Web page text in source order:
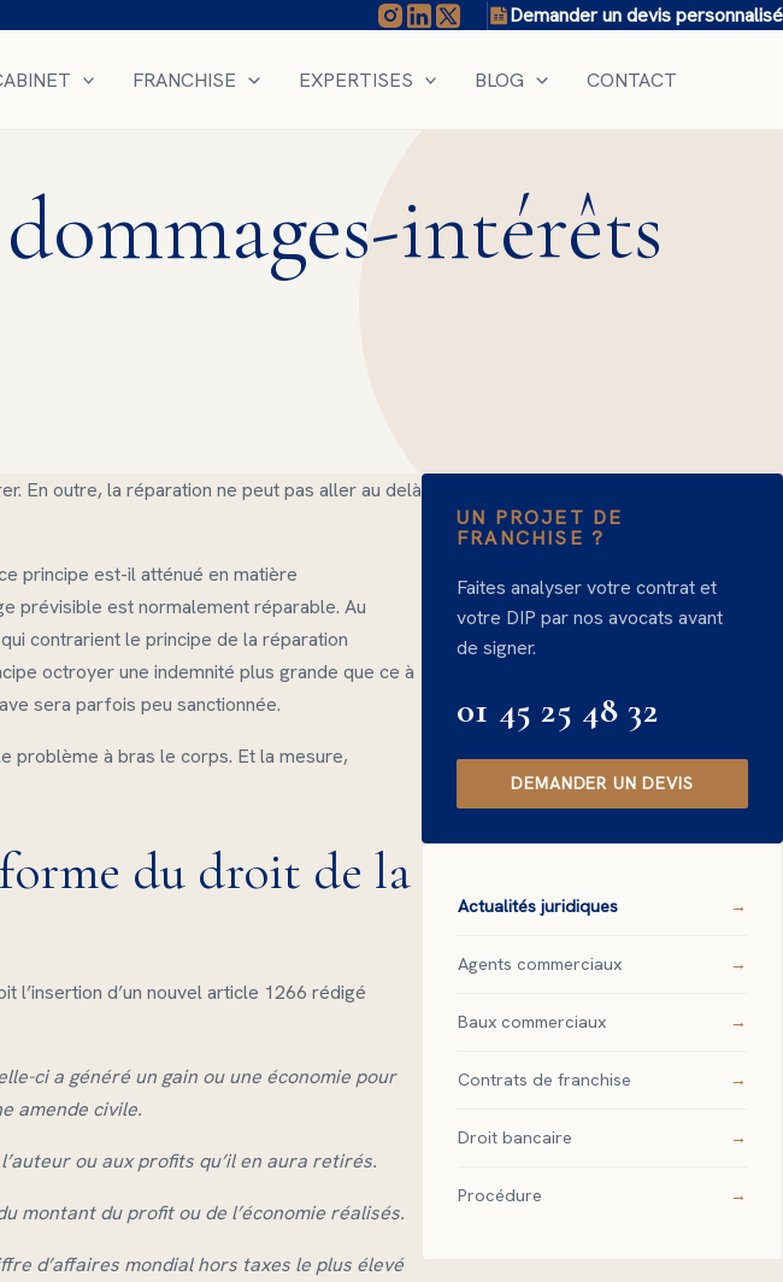
Demander un devis personnalisé
FRANCHISE EXPERTISES BLOG CONTACT
intérêts
En outre, la réparation ne peut pas aller au delà
principe est-il atténué en matière
prévisible est normalement réparable. Au
contrarient le principe de la réparation
octroyer une indemnité plus grande que ce à
sera parfois peu sanctionnée.
problème à bras le corps. Et la mesure,
du droit de la
l’insertion d’un nouvel article 1266 rédigé
ci a généré un gain ou une économie pour
amende civile.
ou aux profits qu’il en aura retirés.
montant du profit ou de l’économie réalisés.
d’affaires mondial hors taxes le plus élevé
UN PROJET DE
FRANCHISE ?
Faites analyser votre contrat et
votre DIP par nos avocats avant
de signer.
01 45 25 48 32
DEMANDER UN DEVIS
Actualités juridiques
Agents commerciaux
Baux commerciaux
Contrats de franchise
Droit bancaire
Procédure